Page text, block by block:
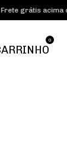
de R$185,00
0